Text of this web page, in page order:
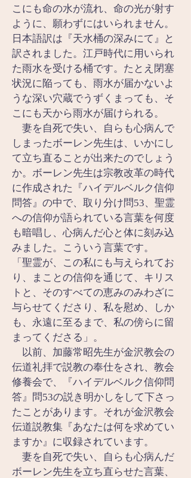
こにも命の水が流れ、命の光が射す
ように、願わずにはいられません。
日本語訳は『天水桶の深みにて』と
訳されました。江戸時代に用いられ
た雨水を受ける桶です。たとえ閉塞
状況に陥っても、雨水が届かないよ
うな深い穴蔵でうずくまっても、そ
こにも天から雨水が届けられる。
妻を自死で失い、自らも心病んで
しまったボーレン先生は、いかにし
て立ち直ることが出来たのでしょう
か。ボーレン先生は宗教改革の時代
に作成された『ハイデルベルク信仰
問答』の中で、取り分け問53、聖霊
への信仰が語られている言葉を何度
も暗唱し、心病んだ心と体に刻み込
みました。こういう言葉です。
「聖霊が、この私にも与えられてお
り、まことの信仰を通じて、キリス
トと、そのすべての恵みのみわざに
与らせてくださり、私を慰め、しか
も、永遠に至るまで、私の傍らに留
まってくださる」。
以前、加藤常昭先生が金沢教会の
伝道礼拝で説教の奉仕をされ、教会
修養会で、『ハイデルベルク信仰問
答』問53の説き明かしをして下さっ
たことがあります。それが金沢教会
伝道説教集『あなたは何を求めてい
ますか』に収録されています。
妻を自死で失い、自らも心病んだ
ボーレン先生を立ち直らせた言葉、